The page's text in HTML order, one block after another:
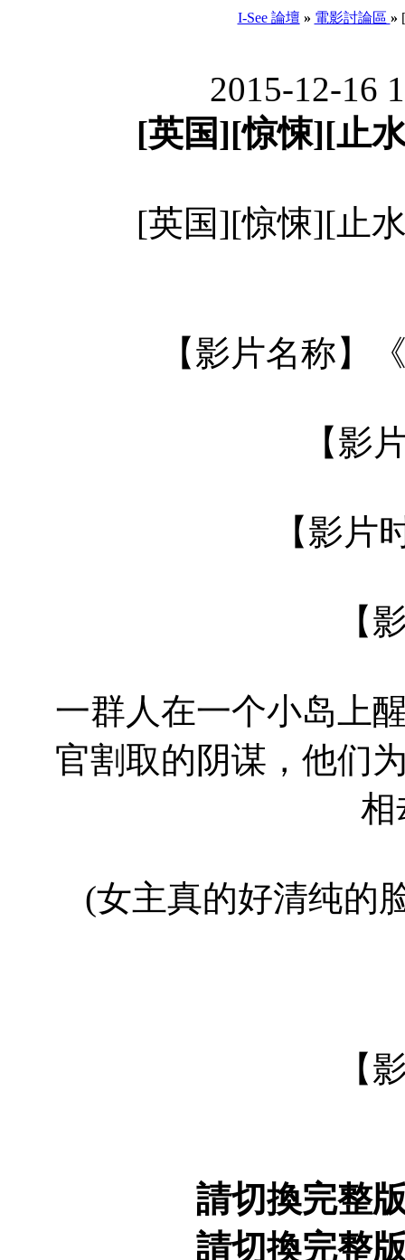
I-See 論壇 » 電影討論區 »
2015-12-16
[英国][惊悚][止
[英国][惊悚][止
【影片名称】
【影
【影片
【
一群人在一个小岛上
官割取的阴谋，他们
相
(女主真的好清纯的
【
請切換完整
請切換完整